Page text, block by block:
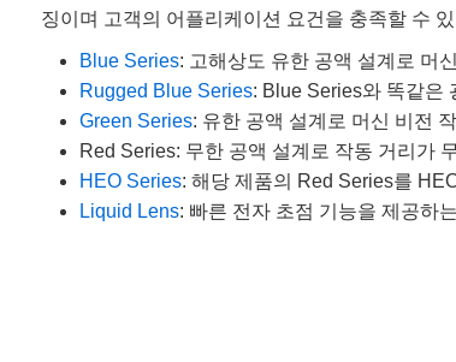
징이며 고객의 어플리케이션 요건을 충족할 수
Blue Series: 고해상도 유한 공액 설계로 머
Rugged Blue Series: Blue Series와 똑같은
Green Series: 유한 공액 설계로 머신 비전
Red Series: 무한 공액 설계로 작동 거리가
HEO Series: 해당 제품의 Red Series를
Liquid Lens: 빠른 전자 초점 기능을 제공하